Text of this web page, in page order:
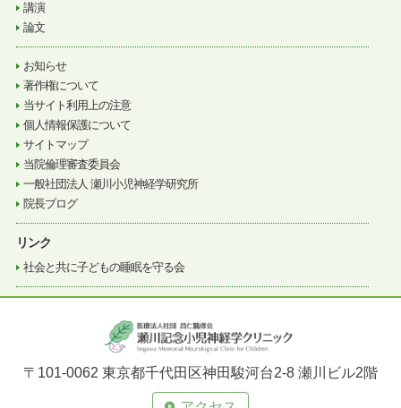
講演
論文
お知らせ
著作権について
当サイト利用上の注意
個人情報保護について
サイトマップ
当院倫理審査委員会
一般社団法人 瀬川小児神経学研究所
院長ブログ
リンク
社会と共に子どもの睡眠を守る会
〒101-0062 東京都千代田区神田駿河台2-8 瀬川ビル2階